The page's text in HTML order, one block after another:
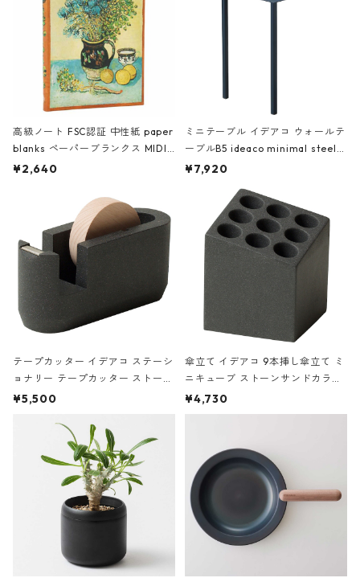
高級ノート FSC認証 中性紙 paper
blanks ペーパーブランクス MIDI
ハードカバー 罫線 ヴァン・ゴッホ
¥2,640
ミニテーブル イデアコ ウォールテ
ーブルB5 ideaco minimal steel f
urniture WALL Table B5 ネイビー
¥7,920
テープカッター イデアコ ステーシ
ョナリー テープカッター ストーン
サンドカラー 石調 ideaco Station
¥5,500
傘立て イデアコ 9本挿し傘立て ミ
ニキューブ ストーンサンドカラー
石調 ideaco Umbrella Stand CUB
E ストーンサンドブラック
¥4,730